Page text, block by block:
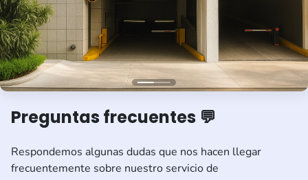
Preguntas frecuentes 💬
Respondemos algunas dudas que nos hacen llegar
frecuentemente sobre nuestro servicio de